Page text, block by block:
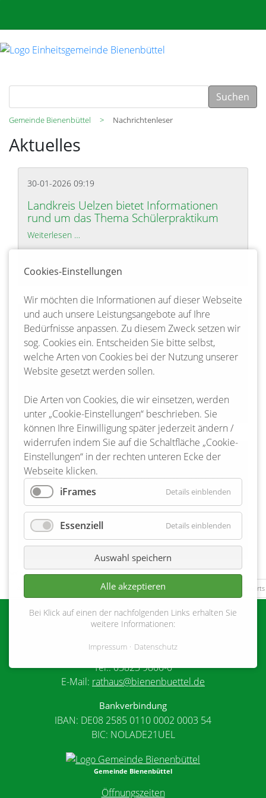
Suchen
Gemeinde Bienenbüttel Nachrichtenleser
Aktuelles
30-01-2026 09:19
Landkreis Uelzen bietet Informationen
rund um das Thema Schülerpraktikum
Weiterlesen …
30-01-2026 09:14
Eingeschränkte Öffnungszeiten im Bereich
„Grundsicherung“
Weiterlesen …Eingeschränkte Öffnungszeiten im Bereich
29-01-2026 16:30
Militärübung „Brave Lion 2026“ vom 30.
Januar bis 2. Februar 2026
Weiterlesen …Militärübung „Brave Lion 2026“ vom 30. Januar
Seite 15 von 217
13 14 15 Vorwärts
Gemeinde Bienenbüttel
29553 Bienenbüttel
Tel.: 05823 9800-0
E-Mail: rathaus@bienenbuettel.de
Bankverbindung
IBAN: DE08 2585 0110 0002 0003 54
BIC: NOLADE21UEL
Gemeinde Bienenbüttel
Öffnungszeiten
Cookies-Einstellungen
Wir möchten die Informationen auf dieser Webseite
und auch unsere Leistungsangebote auf Ihre
Bedürfnisse anpassen. Zu diesem Zweck setzen wir
sog. Cookies ein. Entscheiden Sie bitte selbst,
welche Arten von Cookies bei der Nutzung unserer
Website gesetzt werden sollen.
Die Arten von Cookies, die wir einsetzen, werden
unter „Cookie-Einstellungen“ beschrieben. Sie
können Ihre Einwilligung später jederzeit ändern /
widerrufen indem Sie auf die Schaltfläche „Cookie-
Einstellungen“ in der rechten unteren Ecke der
Webseite klicken.
iFrames
Details einblenden
Essenziell Details einblenden
Auswahl speichern
Alle akzeptieren
Bei Klick auf einen der nachfolgenden Links erhalten Sie
weitere Informationen:
Impressum Datenschutz